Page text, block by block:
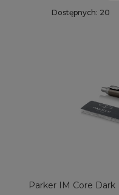
Dostępnych: 20
Parker IM Core Dark